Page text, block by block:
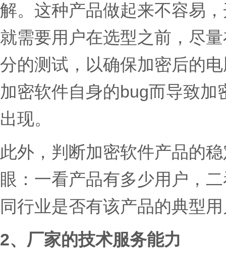
解。这种产品做起来不容易
就需要用户在选型之前，尽
分的测试，以确保加密后的
加密软件自身的bug而导致
出现。
此外，判断加密软件产品的
眼：一看产品有多少用户，
同行业是否有该产品的典型
2、厂家的技术服务能力